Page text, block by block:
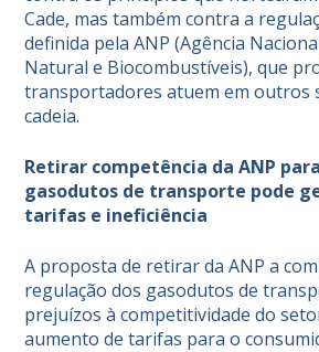
Cade, mas também contra a
definida pela ANP (Agência
Natural e Biocombustíveis), que
transportadores atuem em outros
cadeia.
Retirar competência da ANP
gasodutos de transporte pode
tarifas e ineficiência
A proposta de retirar daANP a
regulação dos gasodutos de
prejuízos à competitividade do
aumento de tarifas para o